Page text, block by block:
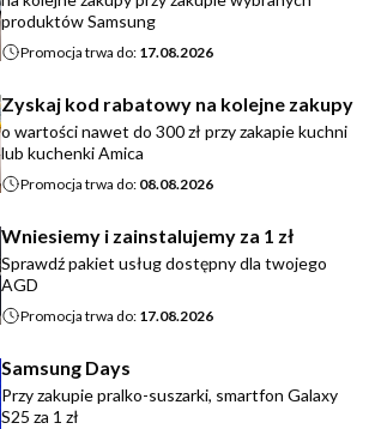
produktów Samsung
Promocja trwa do: 17.08.2026
Zyskaj kod rabatowy na kolejne zakupy
o wartości nawet do 300 zł przy zakapie kuchni
lub kuchenki Amica
Promocja trwa do: 08.08.2026
Wniesiemy i zainstalujemy za 1 zł
Sprawdź pakiet usług dostępny dla twojego
AGD
Promocja trwa do: 17.08.2026
Samsung Days
Przy zakupie pralko-suszarki, smartfon Galaxy
S25 za 1 zł